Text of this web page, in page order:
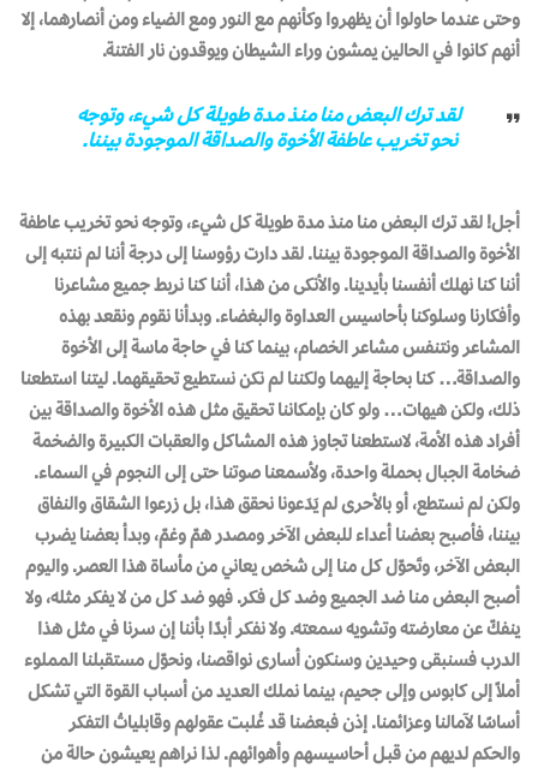
وحتى عندما حاولوا أن يظهروا وكأنهم مع النور ومع الضياء ومن أنصارهما، إلا
أنهم كانوا في الحالين يمشون وراء الشيطان ويوقدون نار الفتنة.
لقد ترك البعض منا منذ مدة طويلة كل شيء، وتوجه
نحو تخريب عاطفة الأخوة والصداقة الموجودة بيننا.
أجل! لقد ترك البعض منا منذ مدة طويلة كل شيء، وتوجه نحو تخريب عاطفة
الأخوة والصداقة الموجودة بيننا. لقد دارت رؤوسنا إلى درجة أننا لم ننتبه إلى
أننا كنا نهلك أنفسنا بأيدينا. والأنكى من هذا، أننا كنا نربط جميع مشاعرنا
وأفكارنا وسلوكنا بأحاسيس العداوة والبغضاء. وبدأنا نقوم ونقعد بهذه
المشاعر ونتنفس مشاعر الخصام، بينما كنا في حاجة ماسة إلى الأخوة
والصداقة… كنا بحاجة إليهما ولكننا لم نكن نستطيع تحقيقهما. ليتنا استطعنا
ذلك، ولكن هيهات… ولو كان بإمكاننا تحقيق مثل هذه الأخوة والصداقة بين
أفراد هذه الأمة، لاستطعنا تجاوز هذه المشاكل والعقبات الكبيرة والضخمة
ضخامة الجبال بحملة واحدة، ولأسمعنا صوتنا حتى إلى النجوم في السماء.
ولكن لم نستطع، أو بالأحرى لم يَدَعونا نحقق هذا، بل زرعوا الشقاق والنفاق
بيننا، فأصبح بعضنا أعداء للبعض الآخر ومصدر همّ وغمّ، وبدأ بعضنا يضرب
البعض الآخر، وتَحوّل كل منا إلى شخص يعاني من مأساة هذا العصر. واليوم
أصبح البعض منا ضد الجميع وضد كل فكر. فهو ضد كل من لا يفكر مثله، ولا
ينفكّ عن معارضته وتشويه سمعته. ولا نفكر أبدًا بأننا إن سـرنا في مثل هذا
الدرب فسنبقى وحيدين وسنكون أسارى نواقصنا، ونحوّل مستقبلنا المملوء
أملاً إلى كابوس وإلى جحيم، بينما نملك العديد من أسباب القوة التي تشكل
أساسًا لآمالنا وعزائمنا. إذن فبعضنا قد غُلبت عقولهم وقابلياتُ التفكر
والحكم لديهم من قبـل أحاسيسهم وأهوائهم. لذا نراهم يعيشون حالة من